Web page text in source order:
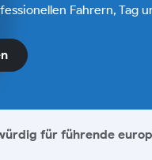
Fahrern, Tag
für führende